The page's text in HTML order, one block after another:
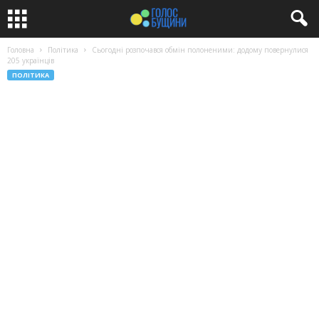
Головна Політика
Сьогодні розпочався обмін полоненими: додому повернулися
205 українців
ПОЛІТИКА